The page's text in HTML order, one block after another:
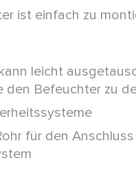
ist einfach zu
leicht
den Befeuchter zu
für den Anschluss